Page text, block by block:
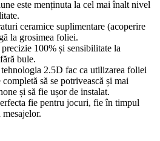
este menținuta la cel mai înalt nivel
ceramice suplimentare (acoperire
la grosimea foliei.
100% și sensibilitate la
bule.
2.5D fac ca utilizarea foliei
să se potrivească și mai
și să fie ușor de instalat.
fie pentru jocuri, fie în timpul